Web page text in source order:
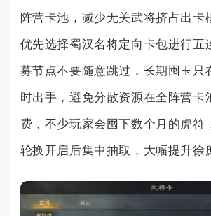
阵营卡池，减少无关武将挤占出卡
优先选择蜀汉名将定向卡包进行五
募节点不要随意跳过，长期囤玉只
时出手，避免分散资源在全阵营卡
费，不少玩家会囤下数个月的虎符
轮换开启后集中抽取，大幅提升徐